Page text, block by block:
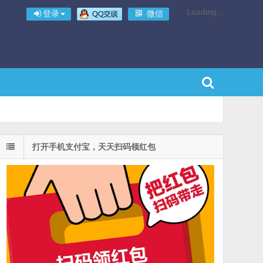
登录 微信 Loading...
打开手机支付宝，天天扫码领红包